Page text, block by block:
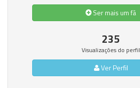
Ser mais um fã
235
Visualizações do perfil
Ver Perfil